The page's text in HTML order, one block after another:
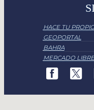
HACE TU
GEOPORTAL
BAHRA
MERCADO LIBRE